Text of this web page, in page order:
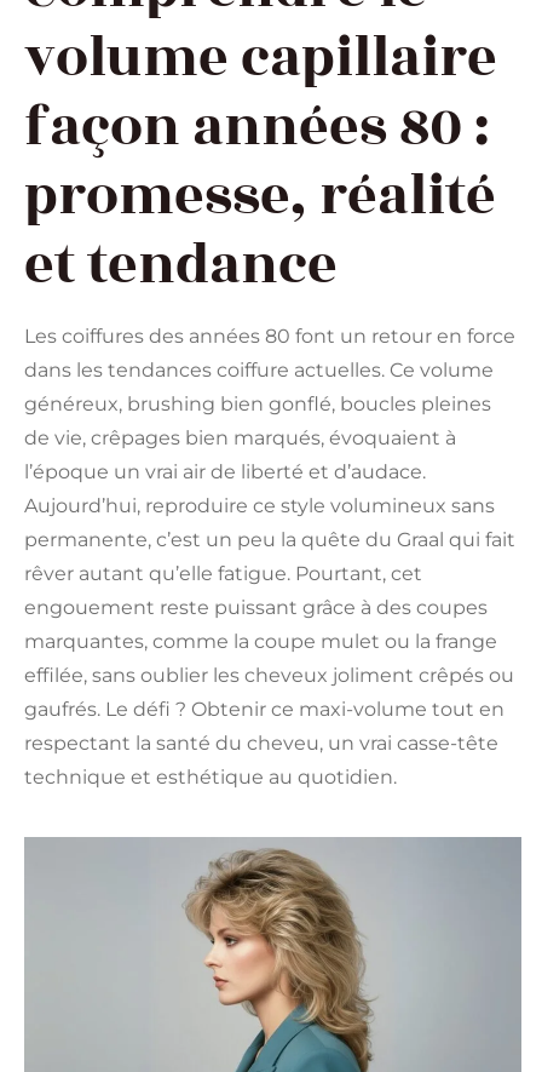
volume capillaire
façon années 80 :
promesse, réalité
et tendance
Les coiffures des années 80 font un retour en force
dans les tendances coiffure actuelles. Ce volume
généreux, brushing bien gonflé, boucles pleines
de vie, crêpages bien marqués, évoquaient à
l’époque un vrai air de liberté et d’audace.
Aujourd’hui, reproduire ce style volumineux sans
permanente, c’est un peu la quête du Graal qui fait
rêver autant qu’elle fatigue. Pourtant, cet
engouement reste puissant grâce à des coupes
marquantes, comme la coupe mulet ou la frange
effilée, sans oublier les cheveux joliment crêpés ou
gaufrés. Le défi ? Obtenir ce maxi-volume tout en
respectant la santé du cheveu, un vrai casse-tête
technique et esthétique au quotidien.